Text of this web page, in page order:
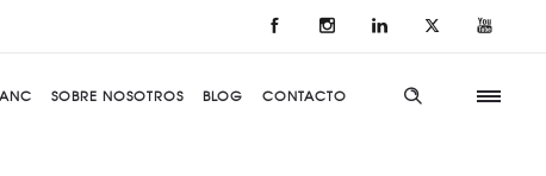
SOBRE NOSOTROS BLOG CONTACTO